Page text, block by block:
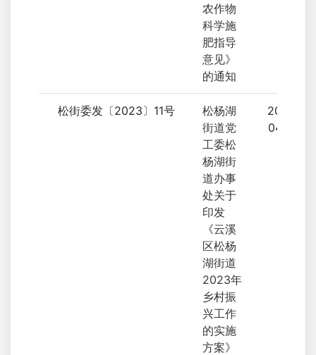
农作物
科学施
肥指导
意见》
的通知
松街委发〔2023〕11号
松杨湖
街道党
工委松
杨湖街
道办事
处关于
印发
《云溪
区松杨
湖街道
2023年
乡村振
兴工作
的实施
方案》
2023-
04-20